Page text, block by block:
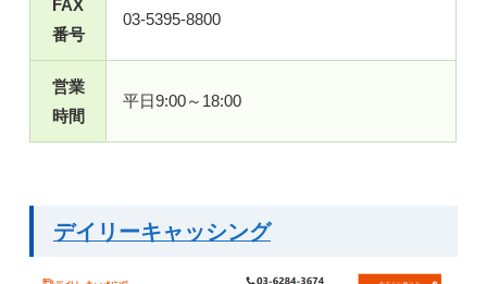
FAX
番号
03-5395-8800
営業
時間
平日9:00～18:00
デイリーキャッシング